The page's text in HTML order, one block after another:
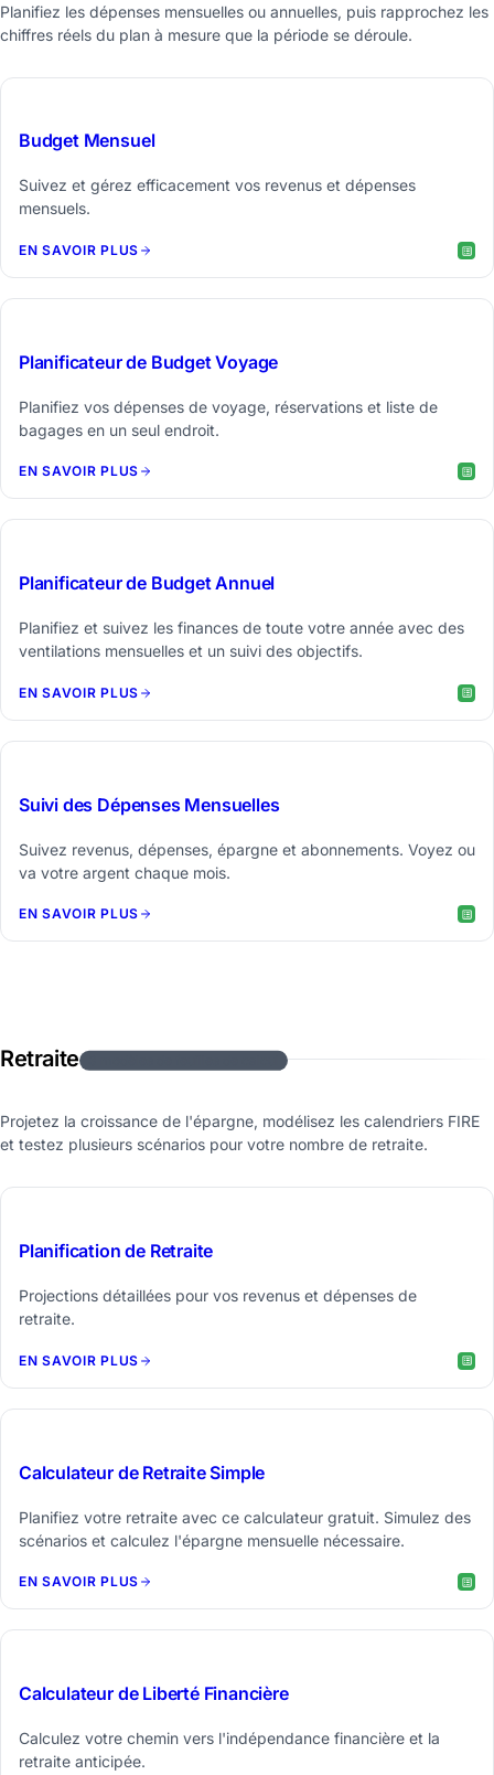
Planifiez les dépenses mensuelles ou annuelles, puis rapprochez les
chiffres réels du plan à mesure que la période se déroule.
Budget Mensuel
Suivez et gérez efficacement vos revenus et dépenses
mensuels.
EN SAVOIR PLUS
Planificateur de Budget Voyage
Planifiez vos dépenses de voyage, réservations et liste de
bagages en un seul endroit.
EN SAVOIR PLUS
Planificateur de Budget Annuel
Planifiez et suivez les finances de toute votre année avec des
ventilations mensuelles et un suivi des objectifs.
EN SAVOIR PLUS
Suivi des Dépenses Mensuelles
Suivez revenus, dépenses, épargne et abonnements. Voyez ou
va votre argent chaque mois.
EN SAVOIR PLUS
Retraite
Projetez la croissance de l'épargne, modélisez les calendriers FIRE
et testez plusieurs scénarios pour votre nombre de retraite.
Planification de Retraite
Projections détaillées pour vos revenus et dépenses de
retraite.
EN SAVOIR PLUS
Calculateur de Retraite Simple
Planifiez votre retraite avec ce calculateur gratuit. Simulez des
scénarios et calculez l'épargne mensuelle nécessaire.
EN SAVOIR PLUS
Calculateur de Liberté Financière
Calculez votre chemin vers l'indépendance financière et la
retraite anticipée.